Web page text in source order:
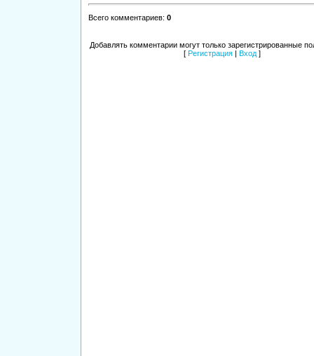
Всего комментариев: 0
Добавлять комментарии могут только зарегистрированные
[ Регистрация Вход ]